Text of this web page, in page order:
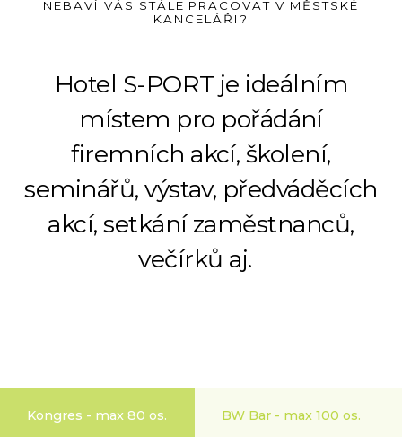
NEBAVÍ VÁS STÁLE PRACOVAT V MĚSTSKÉ
KANCELÁŘI?
Hotel S-PORT je ideálním
místem pro pořádání
firemních akcí, školení,
seminářů, výstav, předváděcích
akcí, setkání zaměstnanců,
večírků aj.
Kongres - max 80 os. BW Bar - max 100 os.